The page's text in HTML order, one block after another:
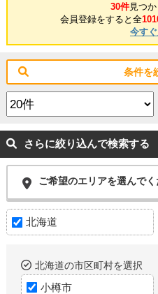
30件見つ
会員登録をすると全
今す
条件を
さらに絞り込んで検索する
ご希望のエリアを選んで
北海道
北海道の市区町村を選択
小樽市